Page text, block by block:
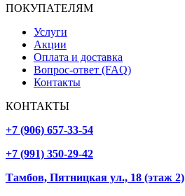
ПОКУПАТЕЛЯМ
Услуги
Акции
Оплата и доставка
Вопрос-ответ (FAQ)
Контакты
КОНТАКТЫ
+7 (906) 657-33-54
+7 (991) 350-29-42
Тамбов, Пятницкая ул., 18 (этаж 2)